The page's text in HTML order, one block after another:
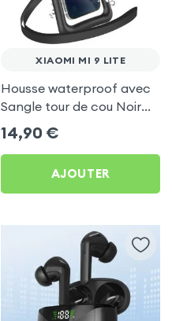
XIAOMI MI 9 LITE
Housse waterproof avec
Sangle tour de cou Noir
pour Xiaomi Mi 9 Lite
14,90 €
AJOUTER